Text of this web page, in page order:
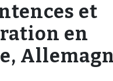
et
en